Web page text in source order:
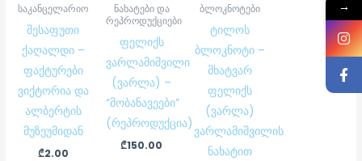
საკანცელარიო
შესაფუთი
ქაღალდი –
ფაქტურები
ვიქტორია და
ალბერტის
მუზეუმიდან
₾2.00
ნახატები და
რეპროდუქციები
ფელიქს
ვარლამიშვილი
(ვარლა) –
“მობანავეები”
(რეპროდუქცია)
₾150.00
ბლოკნოტები
ტილოს
ბლოკნოტი –
მხატვარ
ფელიქს
(ვარლა)
ვარლამიშვილის
ნახატით
→